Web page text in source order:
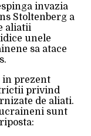
invazia
Stoltenberg a
aliatii
unele
sa atace
in prezent
privind
de aliati.
sunt